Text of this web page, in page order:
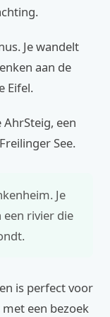
Je wandelt
aan de
Eifel.
een
See.
Je
rivier die
is perfect voor
een bezoek